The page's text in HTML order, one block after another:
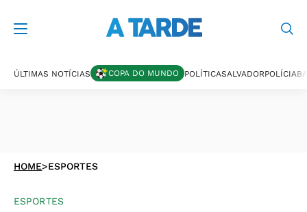
ÚLTIMAS NOTÍCIAS COPA DO MUNDO POLÍTICASALVADORPOLÍCIA
HOME>ESPORTES
ESPORTES